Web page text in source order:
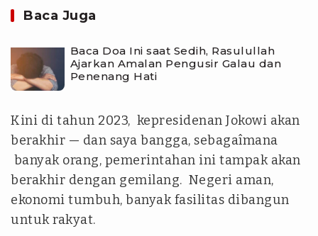
Baca Juga
Baca Doa Ini saat Sedih, Rasulullah
Ajarkan Amalan Pengusir Galau dan
Penenang Hati
Kini di tahun 2023, kepresidenan Jokowi akan
berakhir — dan saya bangga, sebagaîmana
banyak orang, pemerintahan ini tampak akan
berakhir dengan gemilang. Negeri aman,
ekonomi tumbuh, banyak fasilitas dibangun
untuk rakyat.